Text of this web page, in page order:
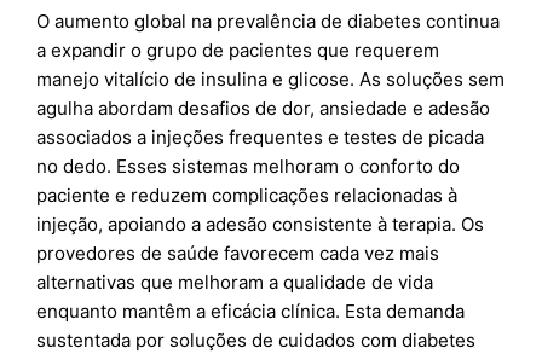
O aumento global na prevalência de diabetes continua
a expandir o grupo de pacientes que requerem
manejo vitalício de insulina e glicose. As soluções sem
agulha abordam desafios de dor, ansiedade e adesão
associados a injeções frequentes e testes de picada
no dedo. Esses sistemas melhoram o conforto do
paciente e reduzem complicações relacionadas à
injeção, apoiando a adesão consistente à terapia. Os
provedores de saúde favorecem cada vez mais
alternativas que melhoram a qualidade de vida
enquanto mantêm a eficácia clínica. Esta demanda
sustentada por soluções de cuidados com diabetes